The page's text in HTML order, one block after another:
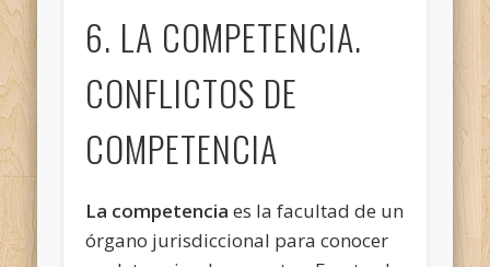
6. LA COMPETENCIA.
CONFLICTOS DE
COMPETENCIA
La competencia es la facultad de un
órgano jurisdiccional para conocer